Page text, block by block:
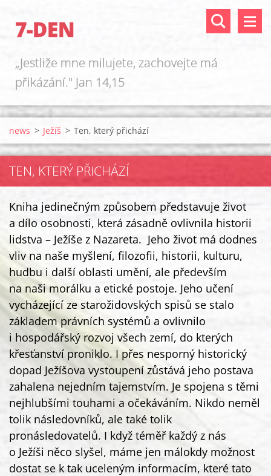
7-DEN
„Jestliže mne milujete, zachovejte má
přikázání." Jan 14,15
news > Ježíš > Ten, který přichází
TEN, KTERÝ PŘICHÁZÍ
Kniha jedinečným způsobem představuje život
a dílo osobnosti, která zásadně ovlivnila historii
lidstva – Ježíše z Nazareta. Jeho život má dodnes
vliv na naše myšlení, filozofii, historii, kulturu,
hudbu i další oblasti umění, ale především
na naši morálku a etické postoje. Jeho učení
vycházející ze starožidovských spisů se stalo
základem právních systémů a ovlivnilo
i hospodářský rozvoj všech zemí, do kterých
křesťanství proniklo. I přes nesporný historický
dopad Ježíšova vystoupení zůstává jeho postava
zahalena nejedním tajemstvím. Je spojena s těmi
nejhlubšími touhami a očekáváním. Nikdo neměl
tolik následovníků, ale také tolik
pronásledovatelů. I když téměř každý z nás
o Ježíši něco slyšel, máme jen málokdy možnost
dostat se k tak uceleným informacím, které tato